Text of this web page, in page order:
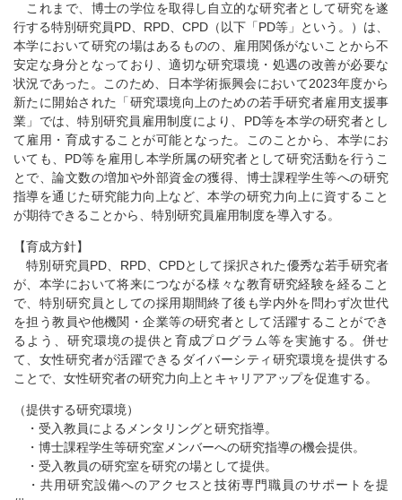
これまで、博士の学位を取得し自立的な研究者として研究を遂
行する特別研究員PD、RPD、CPD（以下「PD等」という。）は、
本学において研究の場はあるものの、雇用関係がないことから不
安定な身分となっており、適切な研究環境・処遇の改善が必要な
状況であった。このため、日本学術振興会において2023年度から
新たに開始された「研究環境向上のための若手研究者雇用支援事
業」では、特別研究員雇用制度により、PD等を本学の研究者とし
て雇用・育成することが可能となった。このことから、本学にお
いても、PD等を雇用し本学所属の研究者として研究活動を行うこ
とで、論文数の増加や外部資金の獲得、博士課程学生等への研究
指導を通じた研究能力向上など、本学の研究力向上に資すること
が期待できることから、特別研究員雇用制度を導入する。
【育成方針】
特別研究員PD、RPD、CPDとして採択された優秀な若手研究者
が、本学において将来につながる様々な教育研究経験を経ること
で、特別研究員としての採用期間終了後も学内外を問わず次世代
を担う教員や他機関・企業等の研究者として活躍することができ
るよう、研究環境の提供と育成プログラム等を実施する。併せ
て、女性研究者が活躍できるダイバーシティ研究環境を提供する
ことで、女性研究者の研究力向上とキャリアアップを促進する。
（提供する研究環境）
・受入教員によるメンタリングと研究指導。
・博士課程学生等研究室メンバーへの研究指導の機会提供。
・受入教員の研究室を研究の場として提供。
・共用研究設備へのアクセスと技術専門職員のサポートを提